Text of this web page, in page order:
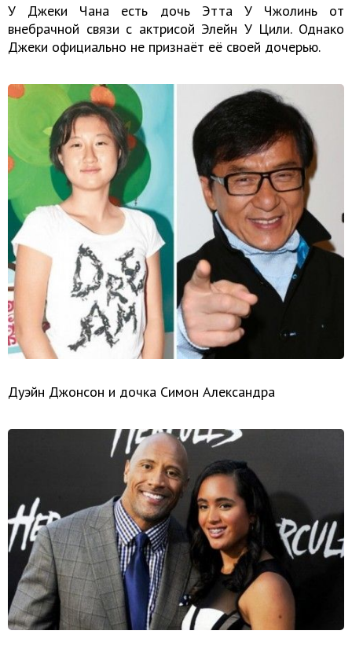
У Джеки Чана есть дочь Этта У Чжолинь от
внебрачной связи с актрисой Элейн У Цили. Однако
Джеки официально не признаёт её своей дочерью.
Дуэйн Джонсон и дочка Симон Александра